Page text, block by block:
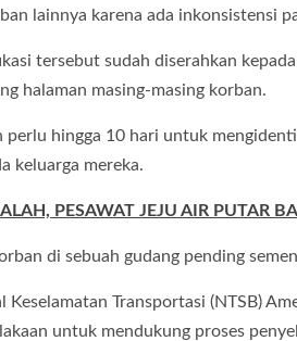
lainnya karena ada inkonsistensi
tersebut sudah diserahkan
halaman masing-masing korban.
hingga 10 hari untuk
keluarga mereka.
PESAWAT JEJU AIR PUTAR
di sebuah gudang pending
Transportasi (NTSB)
untuk mendukung proses